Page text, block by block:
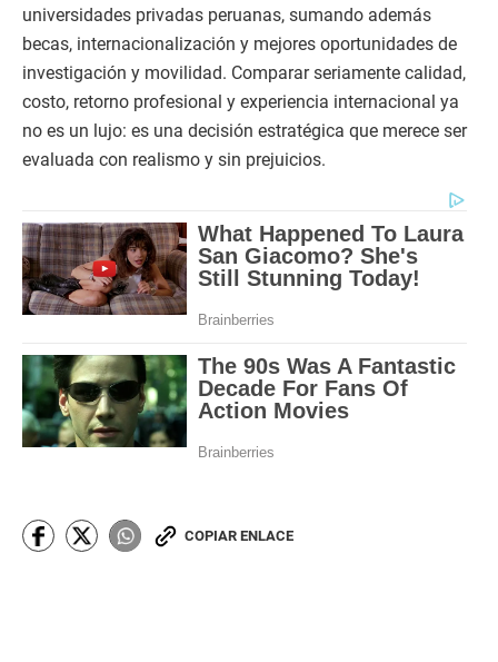
universidades privadas peruanas, sumando además
becas, internacionalización y mejores oportunidades de
investigación y movilidad. Comparar seriamente calidad,
costo, retorno profesional y experiencia internacional ya
no es un lujo: es una decisión estratégica que merece ser
evaluada con realismo y sin prejuicios.
COPIAR ENLACE